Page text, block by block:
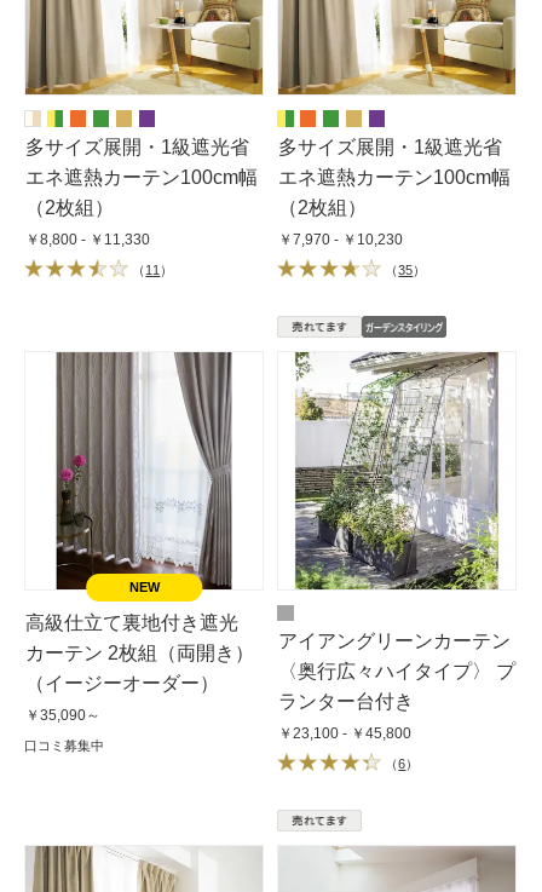
多サイズ展開・1級遮光省
エネ遮熱カーテン100cm幅
（2枚組）
￥8,800 - ￥11,330
（ 11 ）
多サイズ展開・1級遮光省
エネ遮熱カーテン100cm幅
（2枚組）
￥7,970 - ￥10,230
（35）
高級仕立て裏地付き遮光
カーテン 2枚組（両開き）
（イージーオーダー）
￥35,090～
口コミ募集中
アイアングリーンカーテン
〈奥行広々ハイタイプ〉 プ
ランター台付き
￥23,100 - ￥45,800
（6）